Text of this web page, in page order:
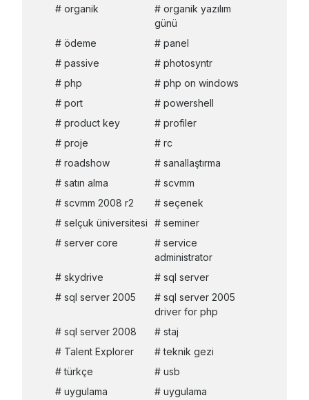
organik
organik yazılım
günü
ödeme
panel
passive
photosyntr
php
php on windows
port
powershell
product key
profiler
proje
rc
roadshow
sanallaştırma
satın alma
scvmm
scvmm 2008 r2
seçenek
selçuk üniversitesi
seminer
server core
service
administrator
skydrive
sql server
sql server 2005
sql server 2005
driver for php
sql server 2008
staj
Talent Explorer
teknik gezi
türkçe
usb
uygulama
uygulama